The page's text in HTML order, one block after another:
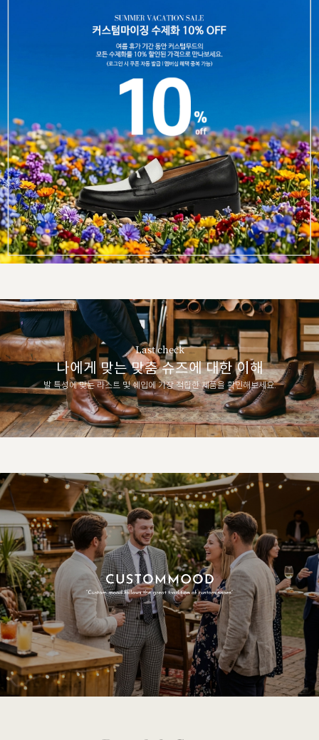
Last check
나에게 맞는 맞춤 슈즈에 대한 이해
발 특성에 맞는 라스트 및 쉐입에 가장 적합한 제품을 확인해보세요.